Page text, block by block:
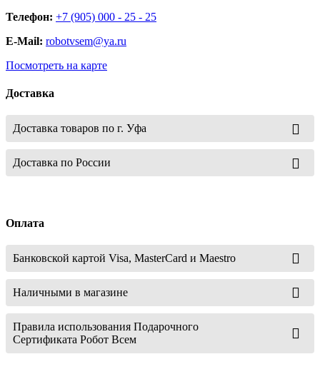
Телефон: +7 (905) 000 - 25 - 25
E-Mail: robotvsem@ya.ru
Посмотреть на карте
Доставка
Доставка товаров по г. Уфа
Доставка по России
Оплата
Банковской картой Visa, MasterCard и Maestro
Наличными в магазине
Правила использования Подарочного
Сертификата Робот Всем